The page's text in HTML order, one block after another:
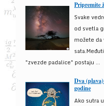
Pripremite
Svake
od svetla
možete
"zvezde padalice" postaju ...
Dva
godine
Ako sutra